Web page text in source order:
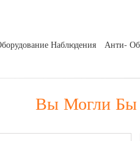
Наблюдения Анти-
Вы Могли Бы